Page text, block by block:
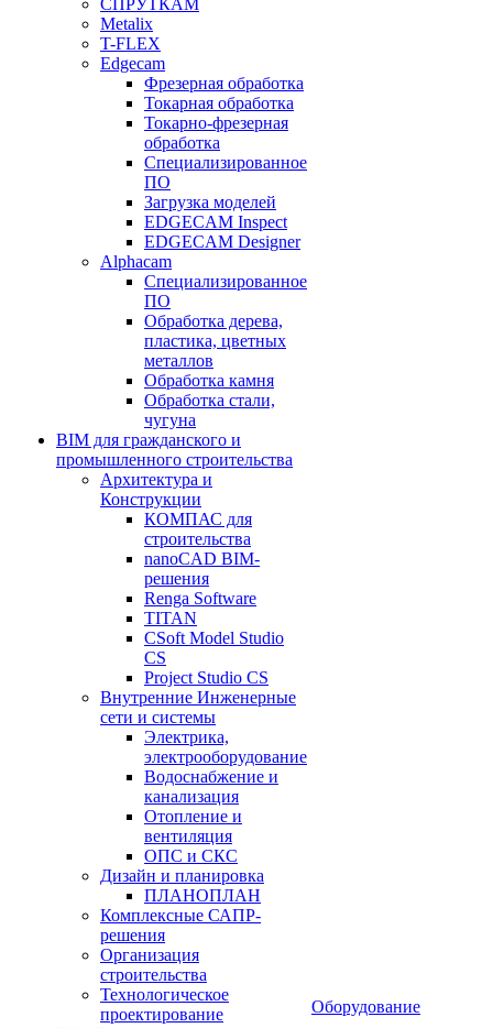
СПРУТКAM
Metalix
T-FLEX
Edgecam
Фрезерная обработка
Токарная обработка
Токарно-фрезерная
обработка
Специализированное
ПО
Загрузка моделей
EDGECAM Inspect
EDGECAM Designer
Alphacam
Специализированное
ПО
Обработка дерева,
пластика, цветных
металлов
Обработка камня
Обработка стали,
чугуна
BIM для гражданского и
промышленного строительства
Архитектура и
Конструкции
КОМПАС для
строительства
nanoCAD BIM-
решения
Renga Software
TITAN
CSoft Model Studio
CS
Project Studio CS
Внутренние Инженерные
сети и системы
Электрика,
электрооборудование
Водоснабжение и
канализация
Отопление и
вентиляция
ОПС и СКС
Дизайн и планировка
ПЛАНОПЛАН
Комплексные САПР-
решения
Организация
строительства
Технологическое
проектирование
Оборудование